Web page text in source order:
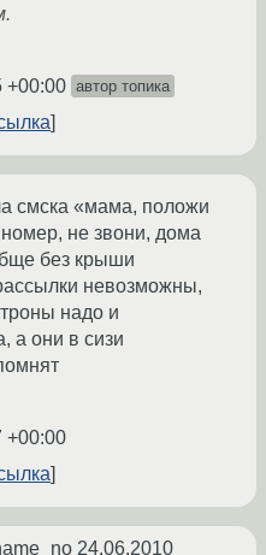
+00:00 автор топика
смска «мама, положи
не звони, дома
без крыши
невозможны,
надо и
а они в сизи
+00:00
24.06.2010